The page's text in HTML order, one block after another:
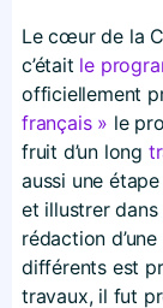
Le cœur de la
c’était le
officiellement
français » le
fruit d’un long
aussi une
et illustrer
rédaction
différents est
travaux, il fut